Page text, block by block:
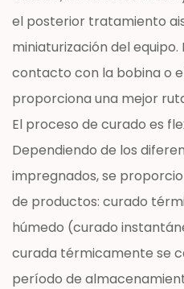
el posterior tratamiento
miniaturización del
contacto con la bobina o
proporciona una mejor
El proceso de curado es
Dependiendo de los
impregnados, se
de productos: curado
húmedo (curado
curada térmicamente se
período de